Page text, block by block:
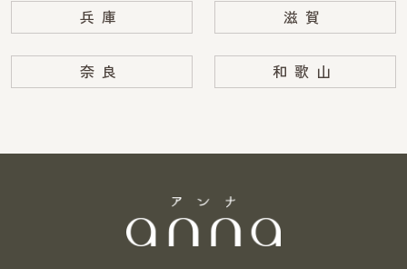
兵庫 滋賀
奈良 和歌山